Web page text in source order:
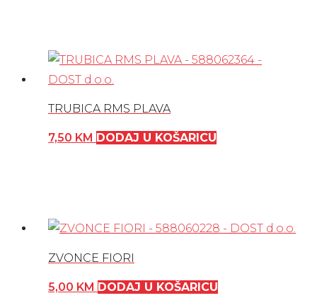
TRUBICA RMS PLAVA
7,50 KM DODAJ U KOŠARICU
ZVONCE FIORI
5,00 KM DODAJ U KOŠARICU